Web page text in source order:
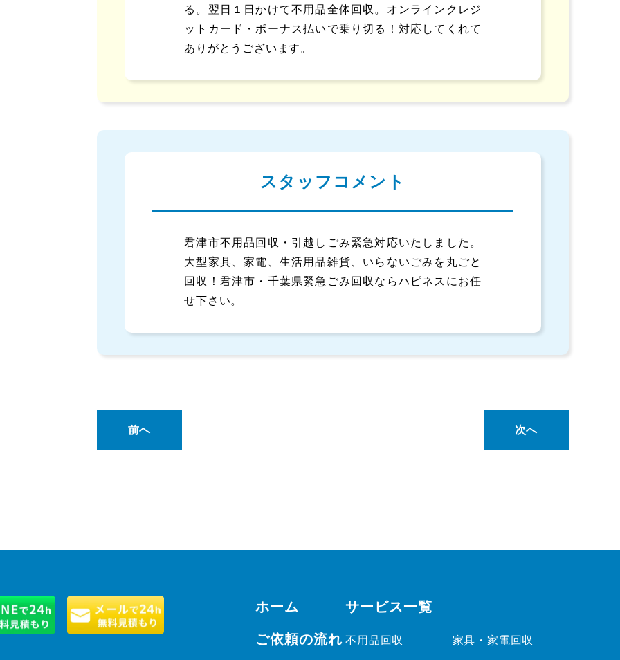
る。翌日１日かけて不用品全体回収。オンラインクレジ
ットカード・ボーナス払いで乗り切る！対応してくれて
ありがとうございます。
スタッフコメント
君津市不用品回収・引越しごみ緊急対応いたしました。
大型家具、家電、生活用品雑貨、いらないごみを丸ごと
回収！君津市・千葉県緊急ごみ回収ならハピネスにお任
せ下さい。
前へ 次へ
ホーム
ご依頼の流れ
サービス一覧
不用品回収 家具・家電回収